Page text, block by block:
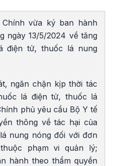
vừa ký ban hành
ngày 13/5/2024 về tăng
điện tử, thuốc lá nung
ngăn chặn kịp thời tác
lá điện tử, thuốc lá
phủ yêu cầu Bộ Y tế
thông về tác hại của
nung nóng đối với đơn
phạm vi quản lý;
hành theo thẩm quyền